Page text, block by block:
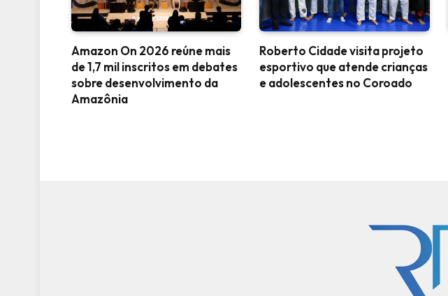
Amazon On 2026 reúne mais
de 1,7 mil inscritos em debates
sobre desenvolvimento da
Amazônia
Roberto Cidade visita projeto
esportivo que atende crianças
e adolescentes no Coroado